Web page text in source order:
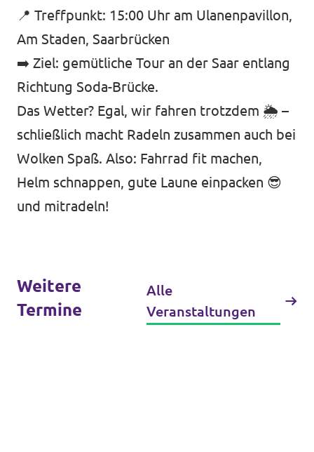
Transparenz
Datenschutz
Impressum
📍 Treffpunkt: 15:00 Uhr am Ulanenpavillon,
Am Staden, Saarbrücken
➡️ Ziel: gemütliche Tour an der Saar entlang
Richtung Soda-Brücke.
Das Wetter? Egal, wir fahren trotzdem 🌦️ –
schließlich macht Radeln zusammen auch bei
Wolken Spaß. Also: Fahrrad fit machen,
Helm schnappen, gute Laune einpacken 😎
und mitradeln!
Weitere
Termine
Alle
Veranstaltungen